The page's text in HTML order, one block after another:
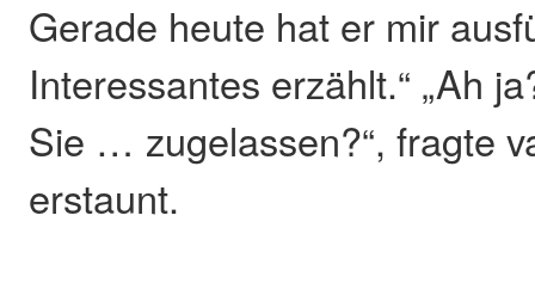
Gerade heute hat er mir
Interessantes erzählt.“ „Ah
Sie … zugelassen?“, fragte
erstaunt.